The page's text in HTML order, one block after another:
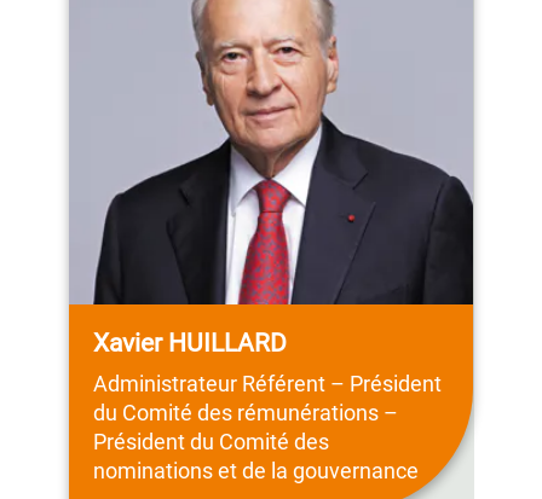
Xavier HUILLARD
Administrateur Référent – Président